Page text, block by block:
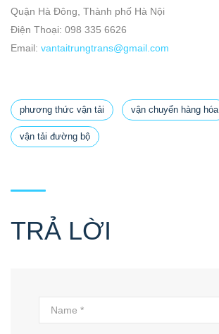
Quận Hà Đông, Thành phố Hà Nội
Điện Thoại: 098 335 6626
Email: vantaitrungtrans@gmail.com
phương thức vận tải vận chuyển hàng hóa
vận tải đường bộ
TRẢ LỜI